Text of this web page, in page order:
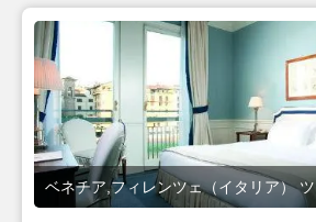
ベネチア,フィレンツェ（イタリア）